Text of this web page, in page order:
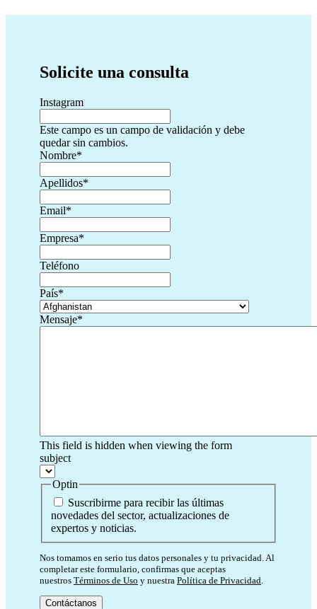
Solicite una consulta
Instagram
Este campo es un campo de validación y debe
quedar sin cambios.
Nombre*
Apellidos*
Email*
Empresa*
Teléfono
País*
Mensaje*
This field is hidden when viewing the form
subject
Optin
Suscribirme para recibir las últimas
novedades del sector, actualizaciones de
expertos y noticias.
Nos tomamos en serio tus datos personales y tu privacidad. Al
completar este formulario, confirmas que aceptas
nuestros Términos de Uso y nuestra Política de Privacidad